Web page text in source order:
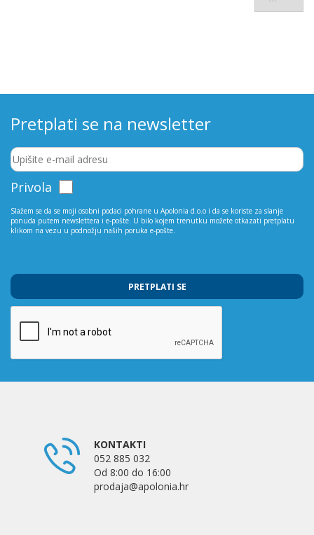
Pretplati se na newsletter
Privola
Slažem se da se moji osobni podaci pohrane u Apolonia d.o.o i da se koriste za slanje
ponuda putem newslettera i e-pošte. U bilo kojem trenutku možete otkazati pretplatu
klikom na vezu u podnožju naših poruka e-pošte.
PRETPLATI SE
KONTAKTI
052 885 032
Od 8:00 do 16:00
prodaja@apolonia.hr